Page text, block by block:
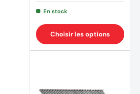
En stock
Choisir les options